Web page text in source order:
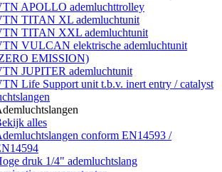
APOLLO ademluchttrolley
TITAN XL ademluchtunit
TITAN XXL ademluchtunit
VULCAN elektrische ademluchtunit
EMISSION)
JUPITER ademluchtunit
Life Support unit t.b.v. inert entry / catalyst
alles
conform EN14593 /
druk 1/4" ademluchtslang